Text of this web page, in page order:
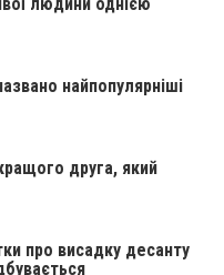
людини однією
найпопулярніші
друга, який
про висадку десанту